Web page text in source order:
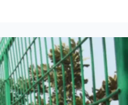
固、整洁、美观。市政工程项目工地，
栏或按规定使用统一的连续性护栏设施
外堆放建筑材料、垃圾和工程渣土。在